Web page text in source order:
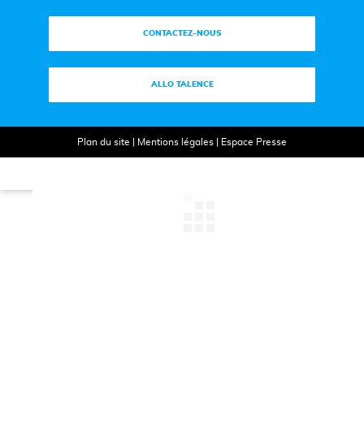
CONTACTEZ-NOUS
ALLO TALENCE
Plan du site Mentions légales| Espace Presse